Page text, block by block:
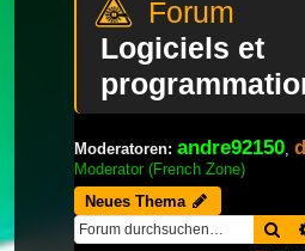
Logiciels et
Moderatoren: andre92150
Moderator (French Zone)
Neues Thema